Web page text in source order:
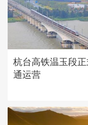
广西昭平: 高山
杭台高铁温玉段
通运营